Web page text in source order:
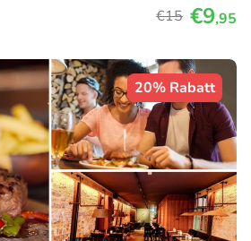
€15 €9,95
20% Rabatt